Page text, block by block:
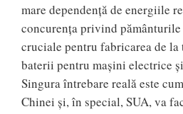
mare dependenţă de energiile
concurenţa privind pământurile
cruciale pentru fabricarea de
baterii pentru maşini electrice
Singura întrebare reală este
Chinei şi, în special, SUA, va